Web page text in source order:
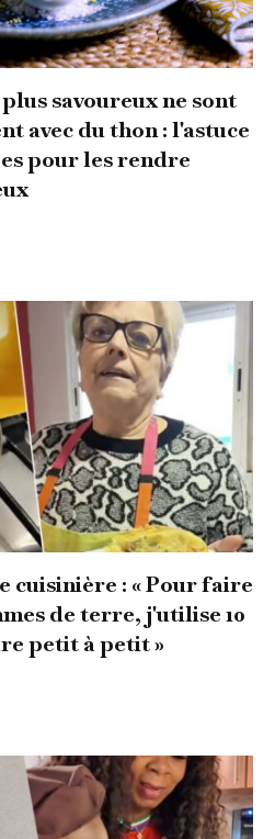
savoureux ne sont
avec du thon : l'astuce
pour les rendre
cuisinière : « Pour faire
de terre, j'utilise 10
petit à petit »